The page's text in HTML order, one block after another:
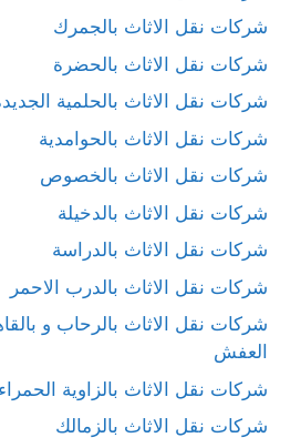
شركات نقل الاثاث بالجمرك
شركات نقل الاثاث بالحضرة
شركات نقل الاثاث بالحلمية
شركات نقل الاثاث بالحوامدية
شركات نقل الاثاث بالخصوص
شركات نقل الاثاث بالدخيلة
شركات نقل الاثاث بالدراسة
شركات نقل الاثاث بالدرب الاحمر
شركات نقل الاثاث بالرحاب و
العفش
شركات نقل الاثاث بالزاوية الحمراء
شركات نقل الاثاث بالزمالك